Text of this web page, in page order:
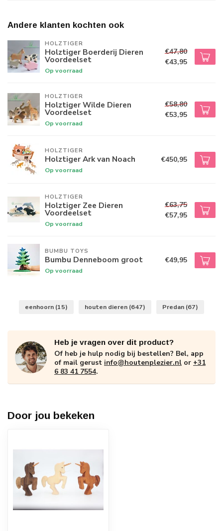
Andere klanten kochten ook
HOLZTIGER
Holztiger Boerderij Dieren
Voordeelset
Op voorraad
€47,80
€43,95
HOLZTIGER
Holztiger Wilde Dieren
Voordeelset
Op voorraad
€58,80
€53,95
HOLZTIGER
Holztiger Ark van Noach
Op voorraad
€450,95
HOLZTIGER
Holztiger Zee Dieren
Voordeelset
Op voorraad
€63,75
€57,95
BUMBU TOYS
Bumbu Denneboom groot
Op voorraad
€49,95
eenhoorn (15) houten dieren (647) Predan (67)
Heb je vragen over dit product?
Of heb je hulp nodig bij bestellen? Bel, app
of mail gerust info@houtenplezier.nl or +31
6 83 41 7554.
Door jou bekeken